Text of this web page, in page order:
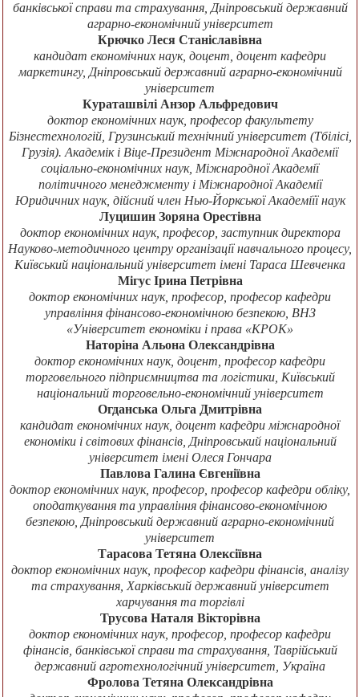
банківської справи та страхування, Дніпровський державний
аграрно-економічний університет
Крючко Леся Станіславівна
кандидат економічних наук, доцент, доцент кафедри
маркетингу, Дніпровський державний аграрно-економічний
університет
Кураташвілі Анзор Альфредович
доктор економічних наук, професор факультету
Бізнестехнологій, Грузинський технічний університет (Тбілісі,
Грузія). Академік і Віце-Президент Міжнародної Академії
соціально-економічних наук, Міжнародної Академії
політичного менеджменту і Міжнародної Академії
Юридичних наук, дійсний член Нью-Йоркської Академіїї наук
Луцишин Зоряна Орестівна
доктор економічних наук, професор, заступник директора
Науково-методичного центру організації навчального процесу,
Київський національний університет імені Тараса Шевченка
Мігус Ірина Петрівна
доктор економічних наук, професор, професор кафедри
управління фінансово-економічною безпекою, ВНЗ
«Університет економіки і права «КРОК»
Наторіна Альона Олександрівна
доктор економічних наук, доцент, професор кафедри
торговельного підприємництва та логістики, Київський
національний торговельно-економічний університет
Огданська Ольга Дмитрівна
кандидат економічних наук, доцент кафедри міжнародної
економіки і світових фінансів, Дніпровський національний
університет імені Олеся Гончара
Павлова Галина Євгеніївна
доктор економічних наук, професор, професор кафедри обліку,
оподаткування та управління фінансово-економічною
безпекою, Дніпровський державний аграрно-економічний
університет
Тарасова Тетяна Олексіївна
доктор економічних наук, професор кафедри фінансів, аналізу
та страхування, Харківський державний університет
харчування та торгівлі
Трусова Наталя Вікторівна
доктор економічних наук, професор, професор кафедри
фінансів, банківської справи та страхування, Таврійський
державний агротехнологічний університет, Україна
Фролова Тетяна Олександрівна